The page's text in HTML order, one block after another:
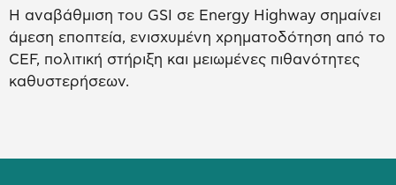
Η αναβάθμιση του GSI σε Energy Highway σημαίνει
άμεση εποπτεία, ενισχυμένη χρηματοδότηση από το
CEF, πολιτική στήριξη και μειωμένες πιθανότητες
καθυστερήσεων.